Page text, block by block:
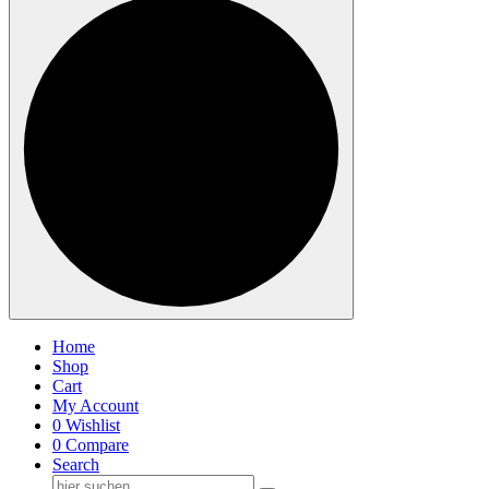
Home
Shop
Cart
My Account
0 Wishlist
0 Compare
Search
Suche